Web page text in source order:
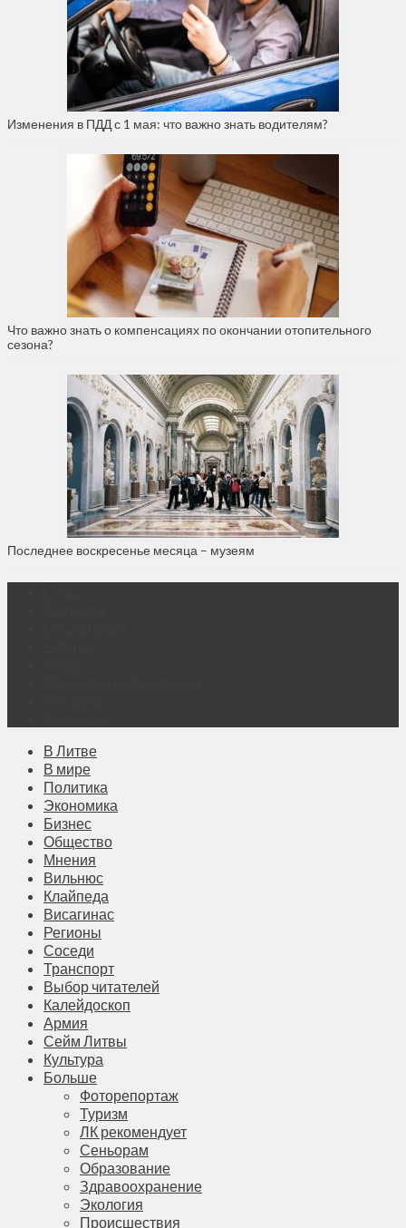
Изменения в ПДД с 1 мая: что важно знать водителям?
Что важно знать о компенсациях по окончании отопительного
сезона?
Последнее воскресенье месяца – музеям
В Литве
В мире
Политика
Экономика
Бизнес
Общество
Мнения
Вильнюс
Клайпеда
Висагинас
Регионы
Соседи
Транспорт
Выбор читателей
Калейдоскоп
Армия
Сейм Литвы
Культура
Больше
Фоторепортаж
Туризм
ЛК рекомендует
Сеньорам
Образование
Здравоохранение
Экология
Происшествия